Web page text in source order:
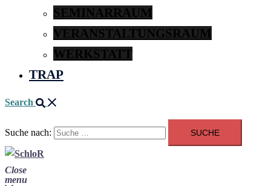
SEMINARRAUM
VERANSTALTUNGSRAUM
WERKSTATT
TRAP
Search
Suche nach:
Close
menu